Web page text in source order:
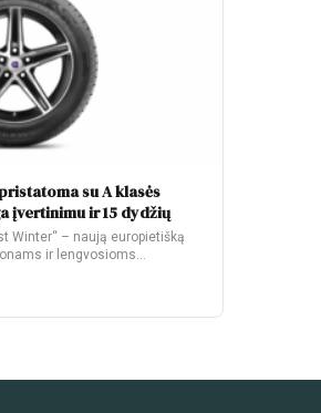
su A klasės
įvertinimu ir 15 dydžių
Winter“ – naują europietišką
ir lengvosioms